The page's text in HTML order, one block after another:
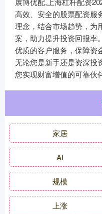
高效、安全的股票配资服
理念，结合市场趋势，为
案，助力提升投资回报率
优质的客户服务，保障资
无论您是新手还是资深投
您实现财富增值的可靠伙
家居
AI
规模
上涨